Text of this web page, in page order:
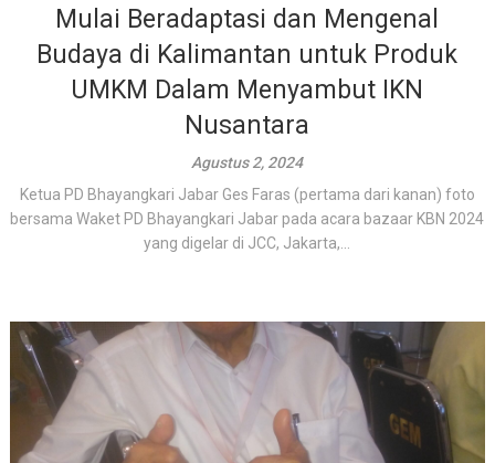
Mulai Beradaptasi dan Mengenal
Budaya di Kalimantan untuk Produk
UMKM Dalam Menyambut IKN
Nusantara
Agustus 2, 2024
Ketua PD Bhayangkari Jabar Ges Faras (pertama dari kanan) foto
bersama Waket PD Bhayangkari Jabar pada acara bazaar KBN 2024
yang digelar di JCC, Jakarta,...